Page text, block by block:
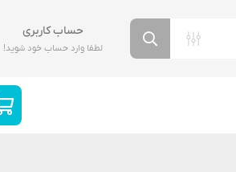
حساب کاربری
لطفا وارد حساب خود شوید!